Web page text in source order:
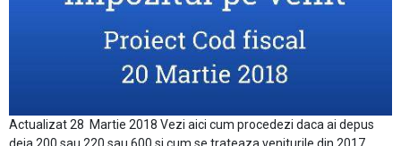
Actualizat 28 Martie 2018 Vezi aici cum procedezi daca ai depus